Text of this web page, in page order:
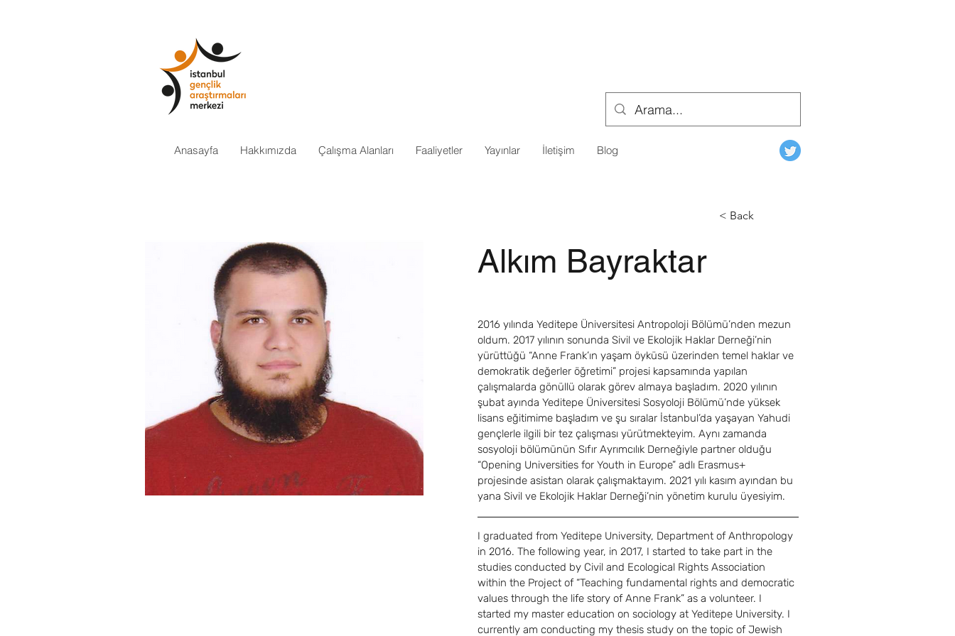
Anasayfa Hakkımızda Çalışma Alanları Faaliyetler Yayınlar İletişim Blog
< Back
Alkım Bayraktar
2016 yılında Yeditepe Üniversitesi Antropoloji Bölümü’nden mezun
oldum. 2017 yılının sonunda Sivil ve Ekolojik Haklar Derneği’nin
yürüttüğü “Anne Frank’ın yaşam öyküsü üzerinden temel haklar ve
demokratik değerler öğretimi” projesi kapsamında yapılan
çalışmalarda gönüllü olarak görev almaya başladım. 2020 yılının
şubat ayında Yeditepe Üniversitesi Sosyoloji Bölümü’nde yüksek
lisans eğitimime başladım ve şu sıralar İstanbul’da yaşayan Yahudi
gençlerle ilgili bir tez çalışması yürütmekteyim. Aynı zamanda
sosyoloji bölümünün Sıfır Ayrımcılık Derneğiyle partner olduğu
“Opening Universities for Youth in Europe” adlı Erasmus+
projesinde asistan olarak çalışmaktayım. 2021 yılı kasım ayından bu
yana Sivil ve Ekolojik Haklar Derneği’nin yönetim kurulu üyesiyim.
I graduated from Yeditepe University, Department of Anthropology
in 2016. The following year, in 2017, I started to take part in the
studies conducted by Civil and Ecological Rights Association
within the Project of “Teaching fundamental rights and democratic
values through the life story of Anne Frank” as a volunteer. I
started my master education on sociology at Yeditepe University. I
currently am conducting my thesis study on the topic of Jewish